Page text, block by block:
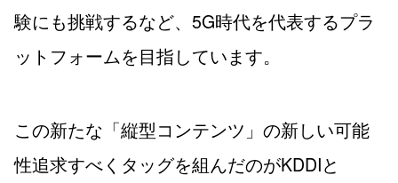
験にも挑戦するなど、5G時代を代表するプラ
ットフォームを目指しています。
この新たな「縦型コンテンツ」の新しい可能
性追求すべくタッグを組んだのがKDDIと